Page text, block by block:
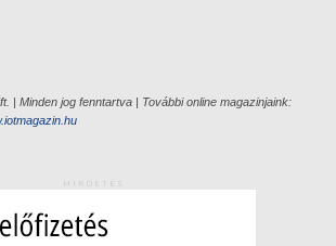
| Minden jog fenntartva | További online magazinjaink:
HIRDETÉS